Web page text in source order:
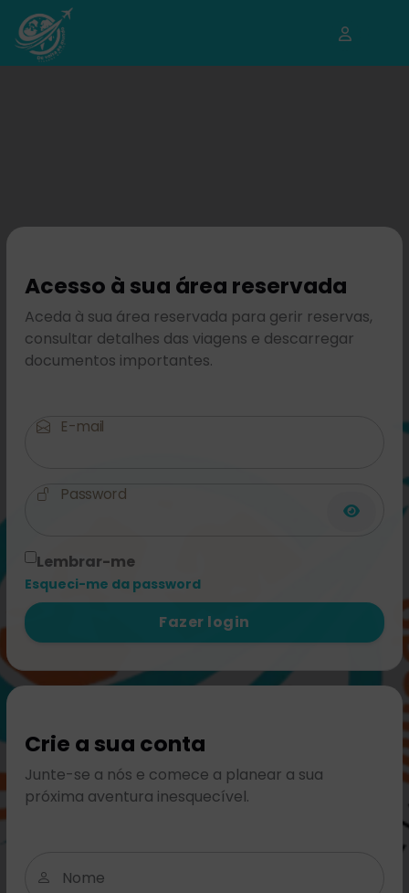
Acesso à sua área reservada
Aceda à sua área reservada para gerir reservas,
consultar detalhes das viagens e descarregar
documentos importantes.
E-mail
Password
Lembrar-me
Esqueci-me da password
Fazer login
Crie a sua conta
Junte-se a nós e comece a planear a sua
próxima aventura inesquecível.
Nome